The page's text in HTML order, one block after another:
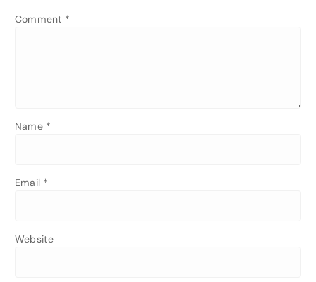
Comment *
Name *
Email *
Website